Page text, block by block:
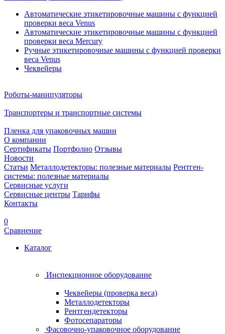
Автоматические этикетировочные машины с функцией
проверки веса Venus
Автоматические этикетировочные машины с функцией
проверки веса Mercury
Ручные этикетировочные машины с функцией проверки
веса Venus
Чеквейеры
Роботы-манипуляторы
Транспортеры и транспортные системы
Пленка для упаковочных машин
О компании
Сертификаты Портфолио Отзывы
Новости
Статьи Металлодетекторы: полезные материалы Рентген-
системы: полезные материалы
Сервисные услуги
Сервисные центры Тарифы
Контакты
0
Сравнение
Каталог
Инспекционное оборудование
Чеквейеры (проверка веса)
Металлодетекторы
Рентгендетекторы
Фотосепараторы
Фасовочно-упаковочное оборудование